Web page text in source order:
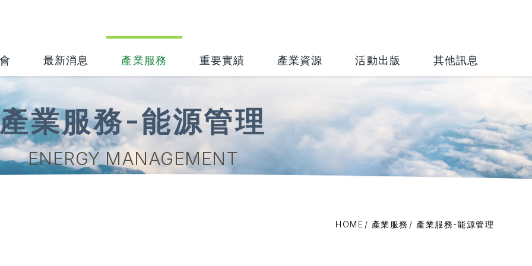
最新消息 產業服務 重要實績 產業資源 活動出版 其他訊息
業服務-能源管理
ENERGY MANAGEMENT
HOME 產業服務 產業服務-能源管理